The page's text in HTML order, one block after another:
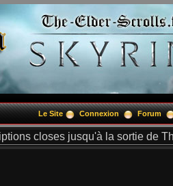
Le Site Connexion Forum
closes jusqu'à la sortie de